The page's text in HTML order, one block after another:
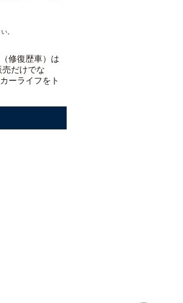
。
修復歴車）は
だけでな
ーライフをト